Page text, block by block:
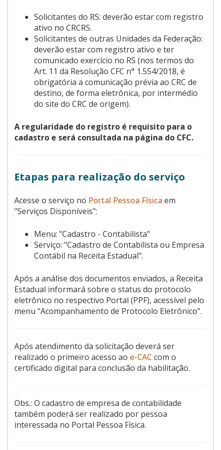
Solicitantes do RS: deverão estar com registro
ativo no CRCRS.
Solicitantes de outras Unidades da Federação:
deverão estar com registro ativo e ter
comunicado exercício no RS (nos termos do
Art. 11 da Resolução CFC n° 1.554/2018, é
obrigatória a comunicação prévia ao CRC de
destino, de forma eletrônica, por intermédio
do site do CRC de origem).
A regularidade do registro é requisito para o
cadastro e será consultada na página do CFC.
Etapas para realização do serviço
Acesse o serviço no Portal Pessoa Física em
"Serviços Disponíveis":
Menu: "Cadastro - Contabilista"
Serviço: "Cadastro de Contabilista ou Empresa
Contábil na Receita Estadual".
Após a análise dos documentos enviados, a Receita
Estadual informará sobre o status do protocolo
eletrônico no respectivo Portal (PPF), acessível pelo
menu “Acompanhamento de Protocolo Eletrônico”.
Após atendimento da solicitação deverá ser
realizado o primeiro acesso ao e-CACcom o
certificado digital para conclusão da habilitação.
Obs.: O cadastro de empresa de contabilidade
também poderá ser realizado por pessoa
interessada no Portal Pessoa Física.